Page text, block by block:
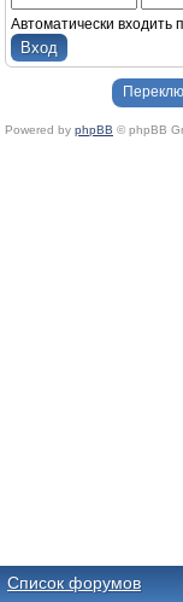
Автоматически
Powered by phpBB © phpBB
Список форумов